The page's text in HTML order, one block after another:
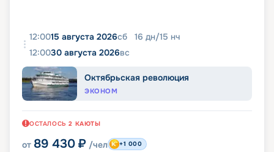
12:0015 августа 2026сб 16 дн/15 нч
12:0030 августа 2026вс
Октябрьская революция
ЭКОНОМ
ОСТАЛОСЬ 2 КАЮТЫ
от 89 430 ₽ /чел +1 000